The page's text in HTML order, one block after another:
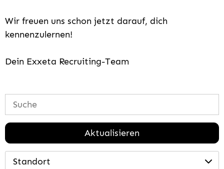
Wir freuen uns schon jetzt darauf, dich
kennenzulernen!
Dein Exxeta Recruiting-Team
Aktualisieren
Standort